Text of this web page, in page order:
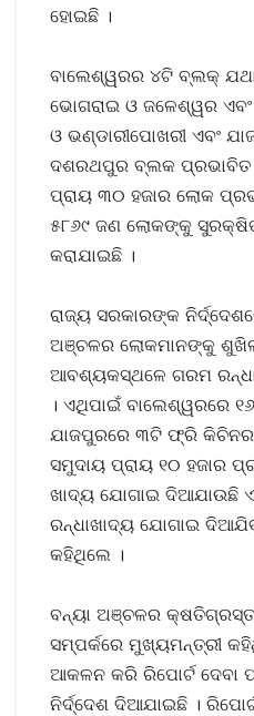
ହୋଇଛି ।
ବାଲେଶ୍ୱରର ୪ଟି ବ୍ଲକ୍‍
ଭୋଗରାଇ ଓ ଜଳେଶ୍ୱର
ଓ ଭଣ୍ଡାରୀପୋଖରୀ ଏବଂ
ଦଶରଥପୁର ବ୍ଲକ ପ୍ରଭାବିତ
ପ୍ରାୟ ୩୦ ହଜାର ଲୋକ
୫୮୬୯ ଜଣ ଲୋକଙ୍କୁ ସୁରକ୍ଷିତ
କରାଯାଇଛି ।
ରାଜ୍ୟ ସରକାରଙ୍କ
ଅଞ୍ଚଳର ଲୋକମାନଙ୍କୁ
ଆବଶ୍ୟକସ୍ଥଳେ ଗରମ
। ଏଥିପାଇଁ ବାଲେଶ୍ୱରରେ
ଯାଜପୁରରେ ୩ଟି ଫ୍ରି କିଚିନର
ସମୁଦାୟ ପ୍ରାୟ ୧୦ ହଜାର
ଖାଦ୍ୟ ଯୋଗାଇ ଦିଆଯାଉଛି
ରନ୍ଧାଖାଦ୍ୟ ଯୋଗାଇ
କହିଥିଲେ ।
ବନ୍ୟା ଅଞ୍ଚଳର କ୍ଷତିଗ୍ରସ୍ତ
ସମ୍ପର୍କରେ ମୁଖ୍ୟମନ୍ତ୍ରୀ
ଆକଳନ କରି ରିପୋର୍ଟ ଦେବା
ନିର୍ଦ୍ଦେଶ ଦିଆଯାଇଛି ।